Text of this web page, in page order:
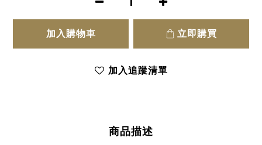
加入購物車 立即購買
加入追蹤清單
商品描述